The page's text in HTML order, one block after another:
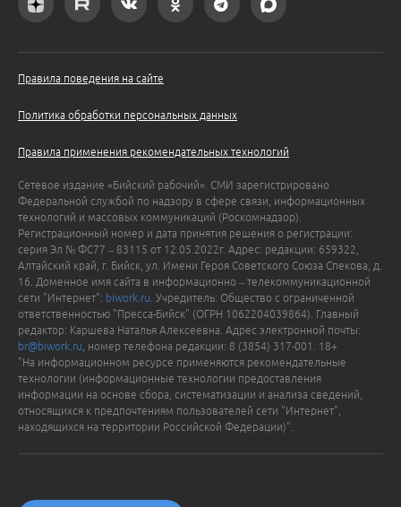
Правила поведения на сайте
Политика обработки персональных данных
Правила применения рекомендательных технологий
Сетевое издание «Бийский рабочий». СМИ зарегистрировано
Федеральной службой по надзору в сфере связи, информационных
технологий и массовых коммуникаций (Роскомнадзор).
Регистрационный номер и дата принятия решения о регистрации:
серия Эл № ФС77 – 83115 от 12.05.2022г. Адрес: редакции: 659322,
Алтайский край, г. Бийск, ул. Имени Героя Советского Союза Спекова, д.
16. Доменное имя сайта в информационно – телекоммуникационной
сети "Интернет": biwork.ru . Учредитель: Общество с ограниченной
ответственностью "Пресса-Бийск" (ОГРН 1062204039864). Главный
редактор: Каршева Наталья Алексеевна. Адрес электронной почты:
br@biwork.ru , номер телефона редакции: 8 (3854) 317-001. 18+
"На информационном ресурсе применяются рекомендательные
технологии (информационные технологии предоставления
информации на основе сбора, систематизации и анализа сведений,
относящихся к предпочтениям пользователей сети "Интернет",
находящихся на территории Российской Федерации)".